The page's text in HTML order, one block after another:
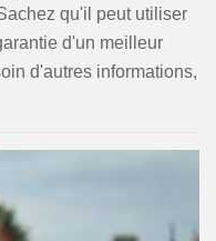
qu'il peut utiliser
d'un meilleur
d'autres informations,